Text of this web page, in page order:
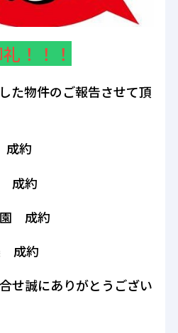
！！！
た物件のご報告させて頂
約
成約
成約
成約
せ誠にありがとうござい